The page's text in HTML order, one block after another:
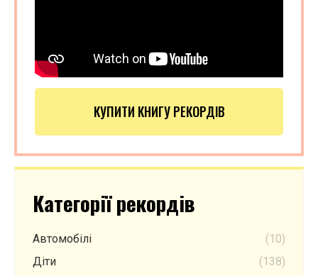
КУПИТИ КНИГУ РЕКОРДІВ
Категорії рекордів
Автомобілі
(10)
Діти
(138)